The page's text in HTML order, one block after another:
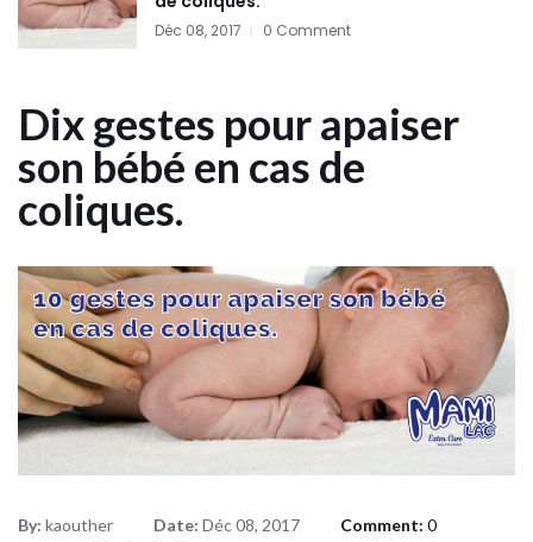
Déc 08, 2017 0 Comment
Dix gestes pour apaiser
son bébé en cas de
coliques.
By: kaouther Date: Déc 08, 2017 Comment: 0